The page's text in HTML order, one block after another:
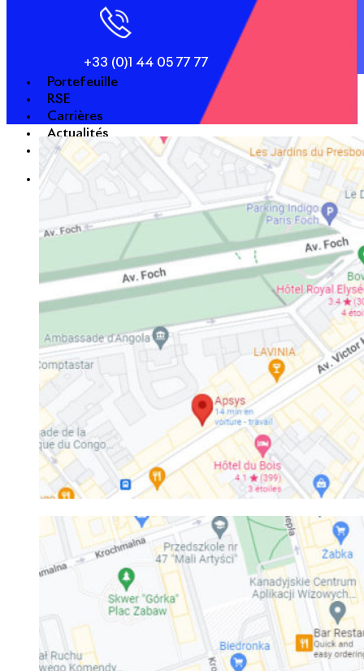
Portefeuille
RSE
Carrières
Actualités
Presse
+33 (0)1 44 05 77 77